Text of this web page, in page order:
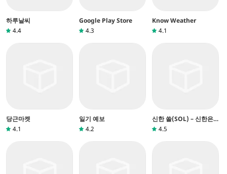
하루날씨
4.4
Google Play Store
4.3
Know Weather
4.1
당근마켓
4.1
일기 예보
4.2
신한 쏠(SOL) – 신한은
행 스마트폰뱅킹
4.5